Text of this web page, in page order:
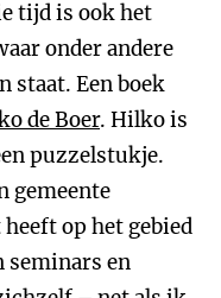
tijd is ook het
onder andere
staat. Een boek
de Boer. Hilko is
puzzelstukje.
gemeente
op het gebied
seminars en